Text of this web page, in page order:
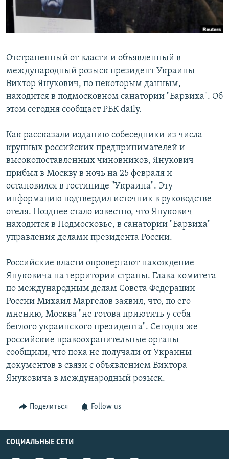
Հայերեն
English
Русский
Все сайты Радио Азатутюн
Отстраненный от власти и объявленный в
международный розыск президент Украины
Виктор Янукович, по некоторым данным,
находится в подмосковном санатории "Барвиха". Об
этом сегодня сообщает РБК daily.
Как рассказали изданию собеседники из числа
крупных российских предпринимателей и
высокопоставленных чиновников, Янукович
прибыл в Москву в ночь на 25 февраля и
остановился в гостинице "Украина". Эту
информацию подтвердил источник в руководстве
отеля. Позднее стало известно, что Янукович
находится в Подмосковье, в санатории "Барвиха"
управления делами президента России.
Российские власти опровергают нахождение
Януковича на территории страны. Глава комитета
по международным делам Совета Федерации
России Михаил Маргелов заявил, что, по его
мнению, Москва "не готова приютить у себя
беглого украинского президента". Сегодня же
российские правоохранительные органы
сообщили, что пока не получали от Украины
документов в связи с объявлением Виктора
Януковича в международный розыск.
Поделиться Follow us
СОЦИАЛЬНЫЕ СЕТИ